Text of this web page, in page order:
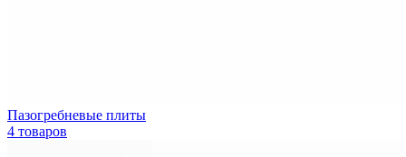
Пазогребневые плиты
4 товаров